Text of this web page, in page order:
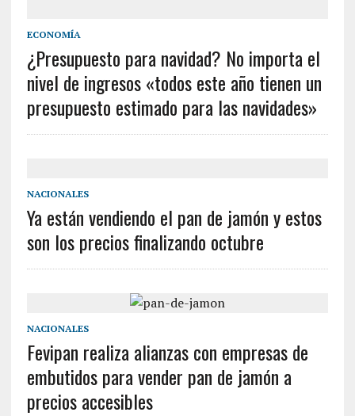
ECONOMÍA
¿Presupuesto para navidad? No importa el
nivel de ingresos «todos este año tienen un
presupuesto estimado para las navidades»
NACIONALES
Ya están vendiendo el pan de jamón y estos
son los precios finalizando octubre
NACIONALES
Fevipan realiza alianzas con empresas de
embutidos para vender pan de jamón a
precios accesibles